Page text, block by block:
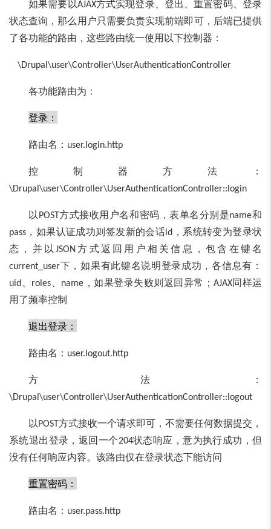
如果需要以AJAX方式实现登录、登出、重置密码、登录
状态查询，那么用户只需要负责实现前端即可，后端已提供
了各功能的路由，这些路由统一使用以下控制器：
\Drupal\user\Controller\UserAuthenticationController
各功能路由为：
登录：
路由名： user.login.http
控制器方法：
\Drupal\user\Controller\UserAuthenticationController::login
以 POST方式接收用户名和密码，表单名分别是name和
pass ，如果认证成功则签发新的会话id ，系统转变为登录状
态，并以 JSON方式返回用户相关信息，包含在键名
current_user下，如果有此键名说明登录成功，各信息有：
uid roles name ，如果登录失败则返回异常； AJAX同样运
用了频率控制
退出登录：
路由名： user.logout.http
方法：
\Drupal\user\Controller\UserAuthenticationController::logout
以POST方式接收一个请求即可，不需要任何数据提交，
系统退出登录，返回一个204状态响应，意为执行成功，但
没有任何响应内容。该路由仅在登录状态下能访问
重置密码：
路由名： user.pass.http